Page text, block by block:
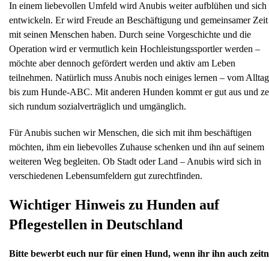
In einem liebevollen Umfeld wird Anubis weiter aufblühen und sich
entwickeln. Er wird Freude an Beschäftigung und gemeinsamer Zeit
mit seinen Menschen haben. Durch seine Vorgeschichte und die
Operation wird er vermutlich kein Hochleistungssportler werden –
möchte aber dennoch gefördert werden und aktiv am Leben
teilnehmen. Natürlich muss Anubis noch einiges lernen – vom Alltag
bis zum Hunde-ABC. Mit anderen Hunden kommt er gut aus und
sich rundum sozialverträglich und umgänglich.
Für Anubis suchen wir Menschen, die sich mit ihm beschäftigen
möchten, ihm ein liebevolles Zuhause schenken und ihn auf seinem
weiteren Weg begleiten. Ob Stadt oder Land – Anubis wird sich in
verschiedenen Lebensumfeldern gut zurechtfinden.
Wichtiger Hinweis zu Hunden auf
Pflegestellen in Deutschland
Bitte bewerbt euch nur für einen Hund, wenn ihr ihn auch